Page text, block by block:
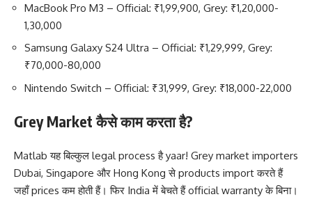
MacBook Pro M3 – Official: ₹1,99,900, Grey: ₹1,20,000-
1,30,000
Samsung Galaxy S24 Ultra – Official: ₹1,29,999, Grey:
₹70,000-80,000
Nintendo Switch – Official: ₹31,999, Grey: ₹18,000-22,000
Grey Market कैसे काम करता है?
Matlab यह बिल्कुल legal process है yaar! Grey market importers
Dubai, Singapore और Hong Kong से products import करते हैं
जहाँ prices कम होती हैं। फिर India में बेचते हैं official warranty के बिना।